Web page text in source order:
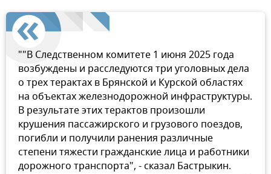
""В Следственном комитете 1 июня 2025 года
возбуждены и расследуются три уголовных дела
о трех терактах в Брянской и Курской областях
на объектах железнодорожной инфраструктуры.
В результате этих терактов произошли
крушения пассажирского и грузового поездов,
погибли и получили ранения различные
степени тяжести гражданские лица и работники
дорожного транспорта", - сказал Бастрыкин.